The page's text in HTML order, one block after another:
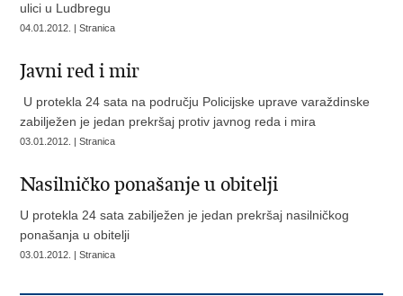
ulici u Ludbregu
04.01.2012. | Stranica
Javni red i mir
U protekla 24 sata na području Policijske uprave varaždinske
zabilježen je jedan prekršaj protiv javnog reda i mira
03.01.2012. | Stranica
Nasilničko ponašanje u obitelji
U protekla 24 sata zabilježen je jedan prekršaj nasilničkog
ponašanja u obitelji
03.01.2012. | Stranica